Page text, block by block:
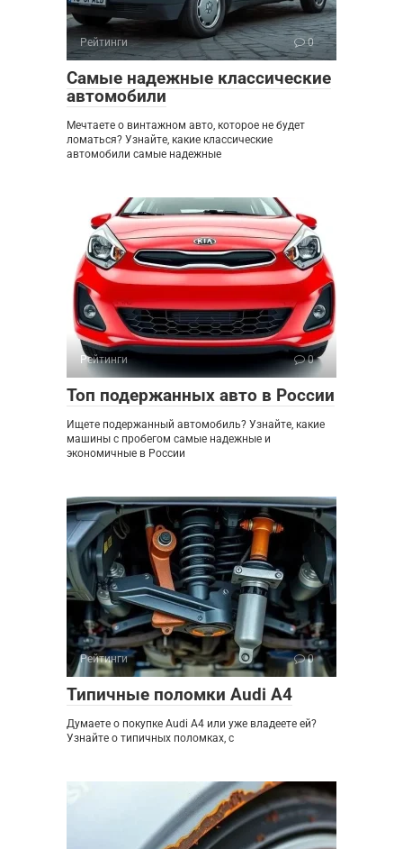
Рейтинги 0
Самые надежные классические
автомобили
Мечтаете о винтажном авто, которое не будет
ломаться? Узнайте, какие классические
автомобили самые надежные
Рейтинги 0
Топ подержанных авто в России
Ищете подержанный автомобиль? Узнайте, какие
машины с пробегом самые надежные и
экономичные в России
Рейтинги 0
Типичные поломки Audi A4
Думаете о покупке Audi A4 или уже владеете ей?
Узнайте о типичных поломках, с